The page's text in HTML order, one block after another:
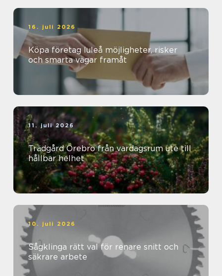
16. juli 2026
Köpa företag luleå möjligheter, risker
och smarta vägar framåt
11. juli 2026
Trädgård Örebro från vardagsrum ute till
hållbar helhet
10. juli 2026
Sågklinga rätt val för renare snitt och
säkrare arbete